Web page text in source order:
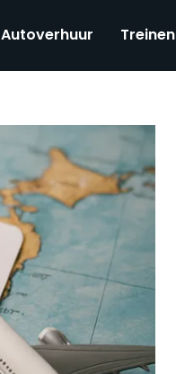
Autoverhuur Treinen